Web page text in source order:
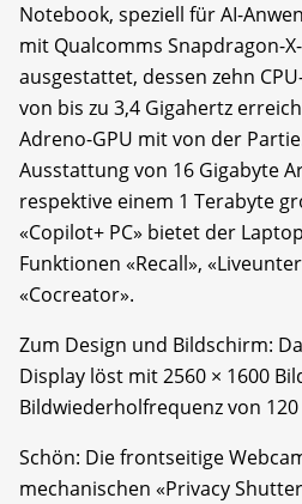
Notebook, speziell für AI-
mit Qualcomms Snapdragon-
ausgestattet, dessen zehn
von bis zu 3,4 Gigahertz
Adreno-GPU mit von der
Ausstattung von 16 Gigabyte
respektive einem 1 Terabyte
«Copilot+ PC» bietet der
Funktionen «Recall»,
«Cocreator».
Zum Design und Bildschirm:
Display löst mit 2560 × 1600
Bildwiederholfrequenz von
Schön: Die frontseitige
mechanischen «Privacy